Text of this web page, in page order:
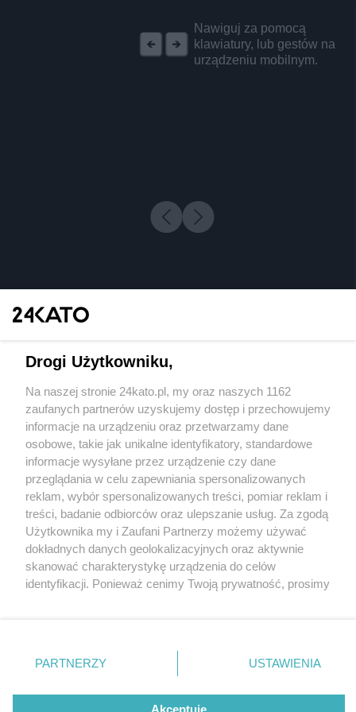
Nawiguj za pomocą
klawiatury, lub gestów na
urządzeniu mobilnym.
1 / 0
Wydawca mediów lokalnych
Nie zapomnij
zapoznać się z:
polityką prywatności regulamin korzystania z portali
Twojemiasto
Piekary Śląskie
Chorzów
Tarnowskie Góry
Gliwice
Skontakuj sięz nami
Kontakt
Wydawca
Redakcja
Drogi Użytkowniku,
Na naszej stronie 24kato.pl, my oraz naszych 1162
zaufanych partnerów uzyskujemy dostęp i przechowujemy
informacje na urządzeniu oraz przetwarzamy dane
osobowe, takie jak unikalne identyfikatory, standardowe
informacje wysyłane przez urządzenie czy dane
przeglądania w celu zapewniania spersonalizowanych
reklam, wybór spersonalizowanych treści, pomiar reklam i
treści, badanie odbiorców oraz ulepszanie usług. Za zgodą
Użytkownika my i Zaufani Partnerzy możemy używać
dokładnych danych geolokalizacyjnych oraz aktywnie
skanować charakterystykę urządzenia do celów
identyfikacji. Ponieważ cenimy Twoją prywatność, prosimy
prywatności znajdujący się w lewym dolnym rogu strony
. Niektóre rodzaje przetwarzania danych nie wymagają
zgody użytkownika, ale masz prawo sprzeciwić się
takiemu przetwarzaniu. Preferencje będą miały
PARTNERZY USTAWIENIA
Akceptuję